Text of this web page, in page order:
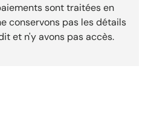
sont traitées en
conservons pas les détails
et n'y avons pas accès.